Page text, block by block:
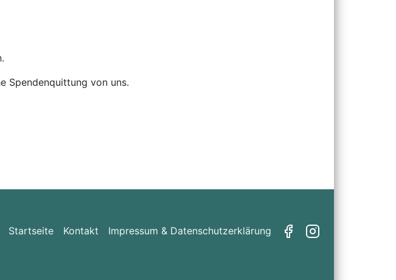
Spendenquittung von uns.
Startseite Kontakt Impressum & Datenschutzerklärung